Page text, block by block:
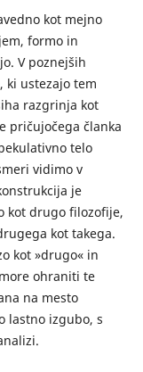
kot mejno
formo in
V poznejših
ki ustezajo tem
razgrinja kot
pričujočega članka
telo
vidimo v
je
kot drugo filozofije,
kot takega.
kot »drugo« in
ohraniti te
na mesto
lastno izgubo, s